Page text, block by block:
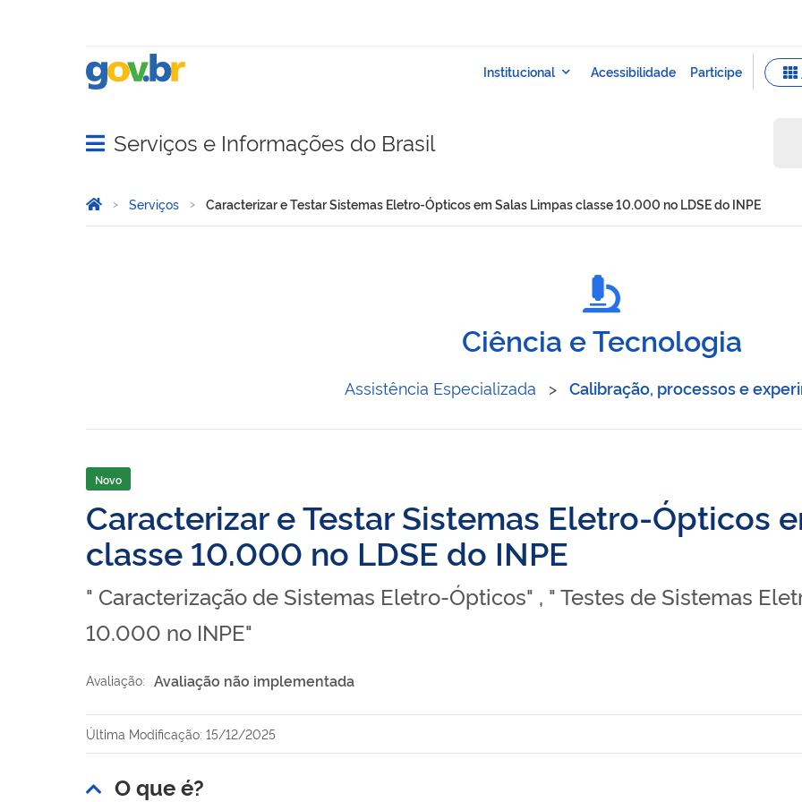
Abrir menu principal de navegação
Serviços e Informações do Brasil
Você está aqui:
Página Inicial
Serviços Caracterizar e Testar Sistemas Eletro-Ópticos em Salas Limpas classe 10.000 no LDSE do INPE
Ciência e Tecnologia
Assistência Especializada > Calibração, processos e
Novo
Caracterizar e Testar Sistemas Eletro-Ópticos
classe 10.000 no LDSE do INPE
" Caracterização de Sistemas Eletro-Ópticos" , " Testes de Sistemas
10.000 no INPE"
Avaliação: Avaliação não implementada
Última Modificação: 15/12/2025
O que é?